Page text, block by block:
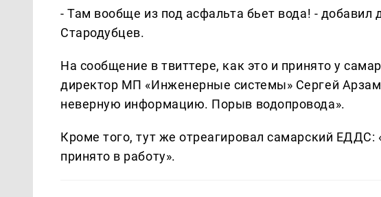
- Там вообще из под асфальта бьет вода! - добавил
Стародубцев.
На сообщение в твиттере, как это и принято у
директор МП «Инженерные системы» Сергей
неверную информацию. Порыв водопровода».
Кроме того, тут же отреагировал самарский
принято в работу».